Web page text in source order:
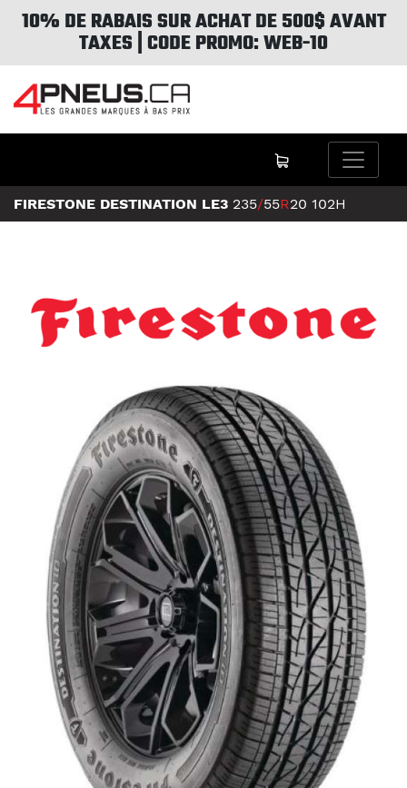
10% DE RABAIS SUR ACHAT DE 500$ AVANT
TAXES | CODE PROMO: WEB-10
FIRESTONE DESTINATION LE3 235/55R20 102H